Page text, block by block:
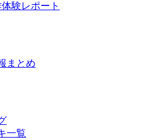
験レポート
まとめ
一覧